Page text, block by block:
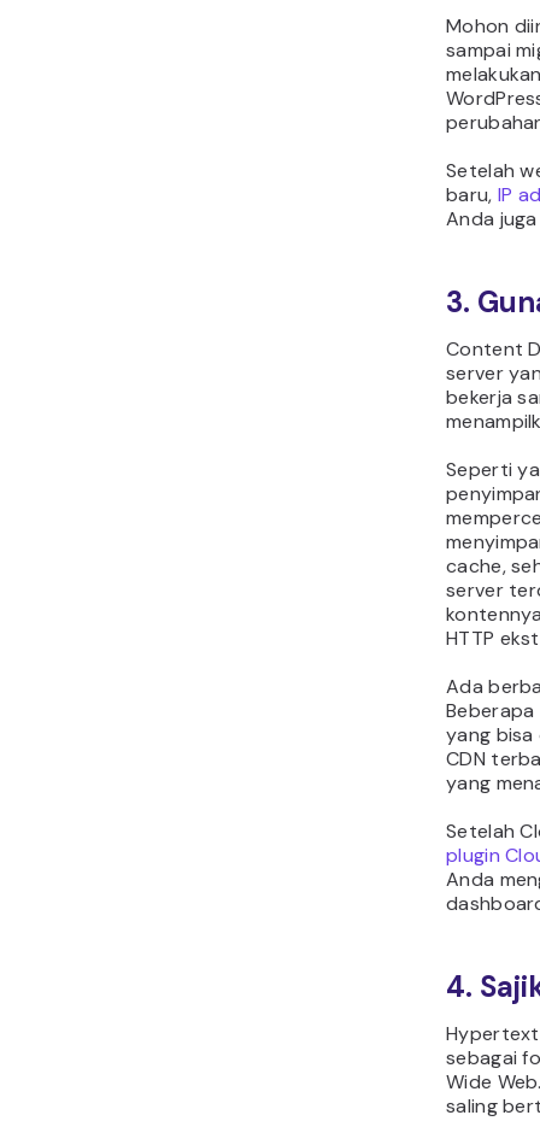
Mohon
sampai
Setelah
baru, IP
Anda
3.
Content
server
bekerja
Seperti
cache,
server
HTTP
Ada
Beberapa
yang bisa
CDN
yang
Setelah
plugin
Anda
4.
sebagai
Wide
saling